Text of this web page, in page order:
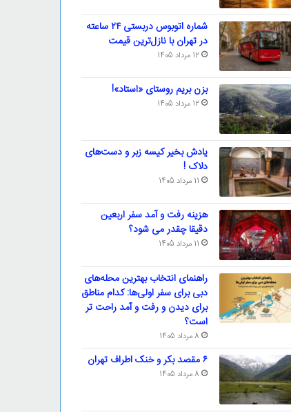
شماره اتوبوس دربستی ۲۴ ساعته
در تهران با نازل‌ترین قیمت
12 مرداد 1405
بزن بریم روستای «استاد»!
12 مرداد 1405
یادش بخیر کیسه‌ زبر و دست‌های
دلاک !
11 مرداد 1405
هزینه رفت و آمد سفر اربعین
دقیقا چقدر می شود؟
11 مرداد 1405
راهنمای انتخاب بهترین محله‌های
دبی برای سفر اولی‌ها: کدام مناطق
برای دیدن و رفت و آمد راحت تر
است؟
8 مرداد 1405
۶ مقصد بکر و خنک اطراف تهران
8 مرداد 1405